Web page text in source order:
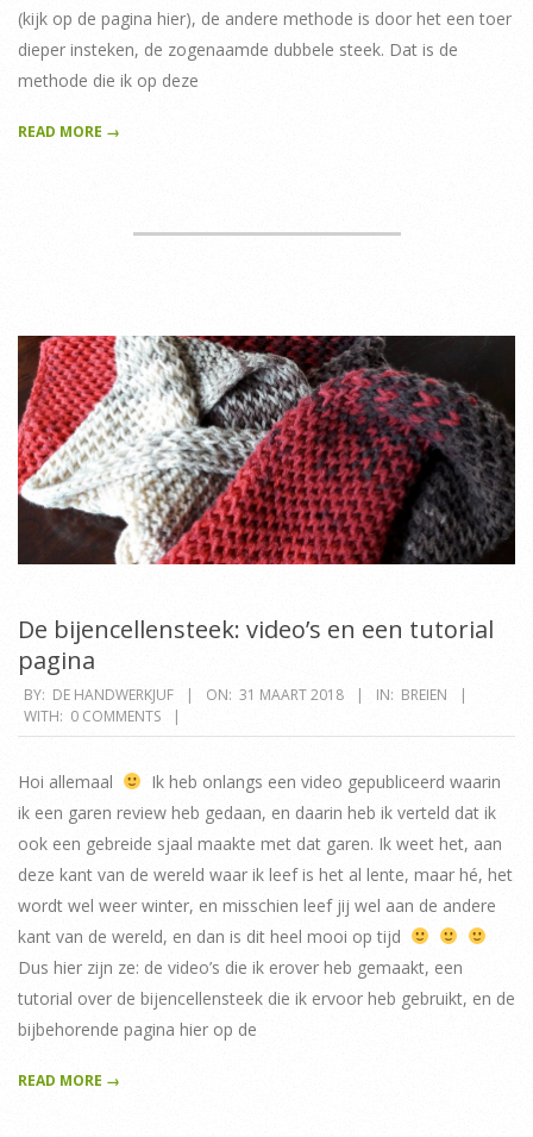
(kijk op de pagina hier), de andere methode is door het een toer
dieper insteken, de zogenaamde dubbele steek. Dat is de
methode die ik op deze
READ MORE →
De bijencellensteek: video’s en een tutorial
pagina
2018-
03-
BY: DE HANDWERKJUF ON: 31 MAART 2018 IN: BREIEN
WITH: 0 COMMENTS
Hoi allemaal
Ik heb onlangs een video gepubliceerd waarin
ik een garen review heb gedaan, en daarin heb ik verteld dat ik
ook een gebreide sjaal maakte met dat garen. Ik weet het, aan
deze kant van de wereld waar ik leef is het al lente, maar hé, het
wordt wel weer winter, en misschien leef jij wel aan de andere
kant van de wereld, en dan is dit heel mooi op tijd
Dus hier zijn ze: de video’s die ik erover heb gemaakt, een
tutorial over de bijencellensteek die ik ervoor heb gebruikt, en de
bijbehorende pagina hier op de
READ MORE →